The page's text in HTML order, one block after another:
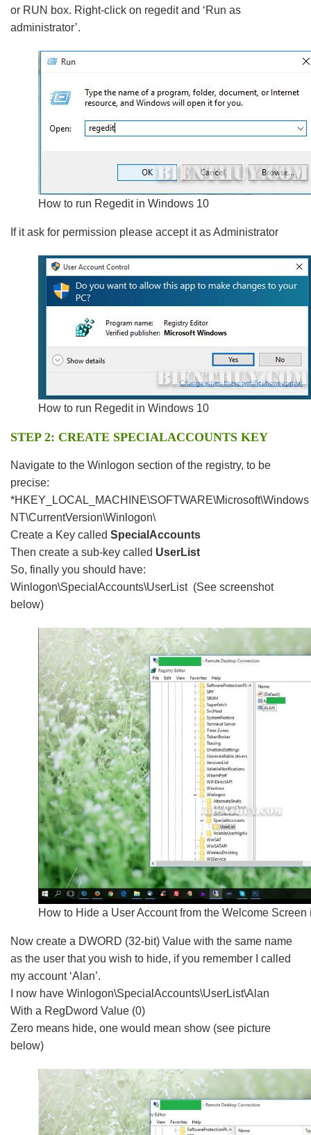
or RUN box. Right-click on regedit and ‘Run as
administrator’.
How to run Regedit in Windows 10
If it ask for permission please accept it as Administrator
How to run Regedit in Windows 10
STEP 2: CREATE SPECIALACCOUNTS KEY
Navigate to the Winlogon section of the registry, to be
precise:
*HKEY_LOCAL_MACHINE\SOFTWARE\Microsoft\Windows
NT\CurrentVersion\Winlogon\
Create a Key called SpecialAccounts
Then create a sub-key called UserList
So, finally you should have:
Winlogon\SpecialAccounts\UserList (See screenshot
below)
How to Hide a User Account from the Welcome
Now create a DWORD (32-bit) Value with the same name
as the user that you wish to hide, if you remember I called
my account ‘Alan’.
I now have Winlogon\SpecialAccounts\UserList\Alan
With a RegDword Value (0)
Zero means hide, one would mean show (see picture
below)